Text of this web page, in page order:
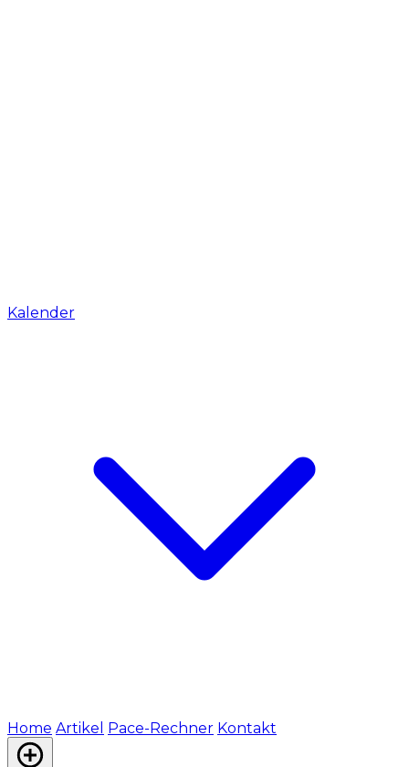
Kalender
Home Artikel Pace-Rechner Kontakt